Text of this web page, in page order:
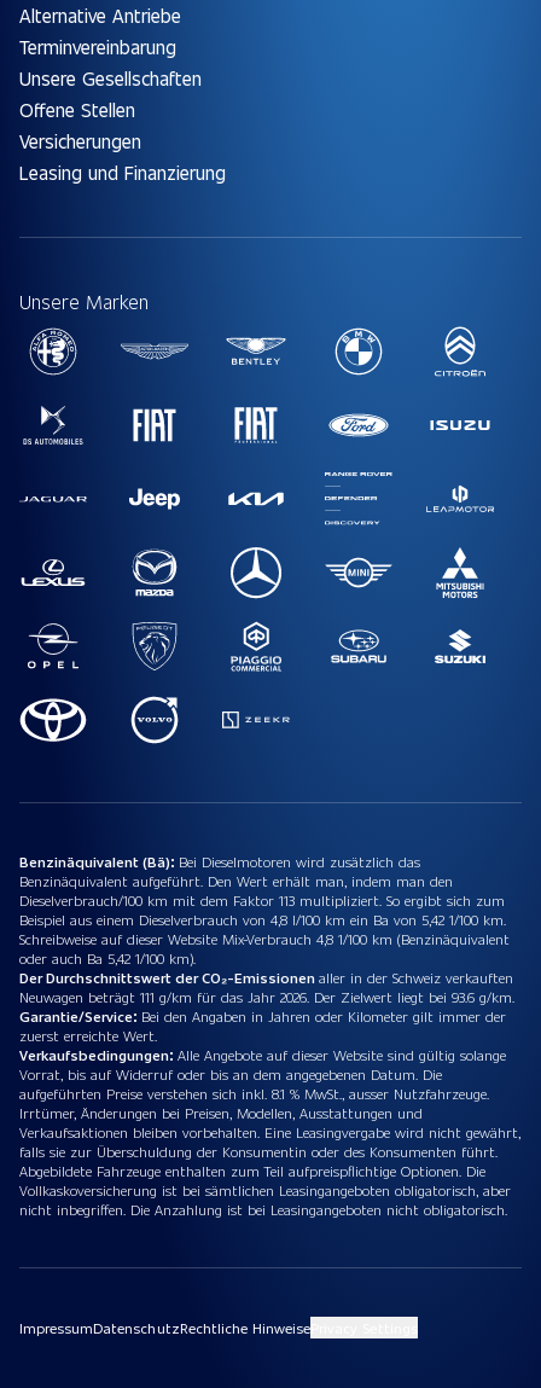
Alternative Antriebe
Terminvereinbarung
Unsere Gesellschaften
Offene Stellen
Versicherungen
Leasing und Finanzierung
Unsere Marken
Benzinäquivalent (Bä): Bei Dieselmotoren wird zusätzlich das
Benzinäquivalent aufgeführt. Den Wert erhält man, indem man den
Dieselverbrauch/100 km mit dem Faktor 113 multipliziert. So ergibt sich zum
Beispiel aus einem Dieselverbrauch von 4,8 l/100 km ein Ba von 5,42 1/100 km.
Schreibweise auf dieser Website Mix-Verbrauch 4,8 1/100 km (Benzinäquivalent
oder auch Ba 5,42 1/100 km).
Der Durchschnittswert der CO₂-Emissionenaller in der Schweiz verkauften
Neuwagen beträgt 111 g/km für das Jahr 2026. Der Zielwert liegt bei 93.6 g/km.
Garantie/Service: Bei den Angaben in Jahren oder Kilometer gilt immer der
zuerst erreichte Wert.
Verkaufsbedingungen: Alle Angebote auf dieser Website sind gültig solange
Vorrat, bis auf Widerruf oder bis an dem angegebenen Datum. Die
aufgeführten Preise verstehen sich inkl. 8.1 % MwSt., ausser Nutzfahrzeuge.
Irrtümer, Änderungen bei Preisen, Modellen, Ausstattungen und
Verkaufsaktionen bleiben vorbehalten. Eine Leasingvergabe wird nicht gewährt,
falls sie zur Überschuldung der Konsumentin oder des Konsumenten führt.
Abgebildete Fahrzeuge enthalten zum Teil aufpreispflichtige Optionen. Die
Vollkaskoversicherung ist bei sämtlichen Leasingangeboten obligatorisch, aber
nicht inbegriffen. Die Anzahlung ist bei Leasingangeboten nicht obligatorisch.
ImpressumDatenschutzRechtliche Hinweise